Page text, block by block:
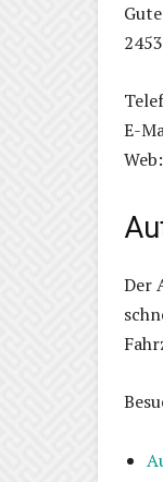
E-
Der